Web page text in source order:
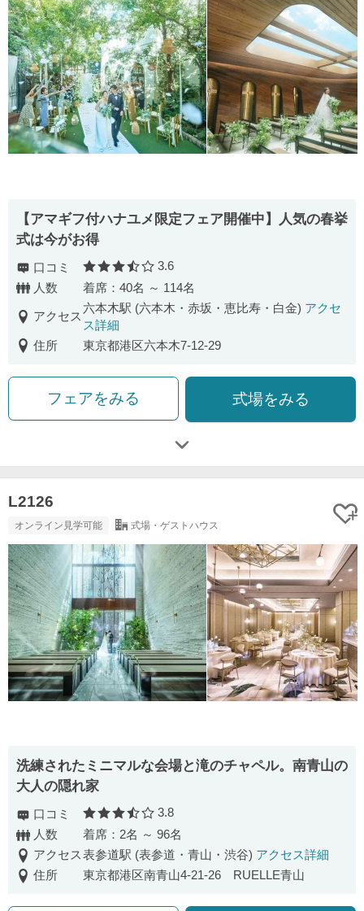
【アマギフ付ハナユメ限定フェア開催中】人気の春挙
式は今がお得
口コミ 口コミ評価
3.6
人数
着席：40名 ～ 114名
アクセス
六本木駅 (六本木・赤坂・恵比寿・白金) アクセ
ス詳細
住所
東京都港区六本木7-12-29
フェアをみる 式場をみる
L2126
オンライン見学可能 式場・ゲストハウス
洗練されたミニマルな会場と滝のチャペル。南青山の
大人の隠れ家
口コミ 口コミ評価
3.8
人数
着席：2名 ～ 96名
アクセス表参道駅 (表参道・青山・渋谷) アクセス詳細
住所
東京都港区南青山4-21-26 RUELLE青山